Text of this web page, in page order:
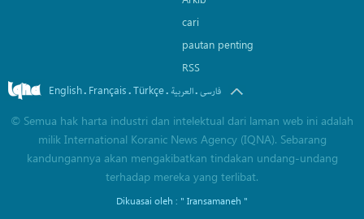
cari
pautan penting
RSS
English. Français.Türkçe. العربیة.فارسی
© Semua hak harta industri dan intelektual dari laman web ini adalah
milik International Koranic News Agency (IQNA). Sebarang
kandungannya akan mengakibatkan tindakan undang-undang
terhadap mereka yang terlibat.
Dikuasai oleh : " Iransamaneh "